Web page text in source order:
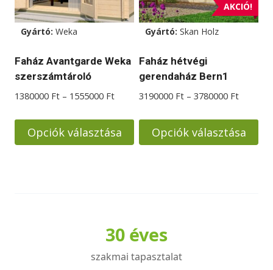
Gyártó: Weka
Faház Avantgarde Weka
szerszámtároló
1380000 Ft – 1555000 FtÁrtartomány:
-
1555000 Ft
Opciók választása
AKCIÓ!
Gyártó: Skan Holz
Faház hétvégi
gerendaház Bern1
3190000 Ft – 3780000 Ft
-
Opciók választása
van.
A
30 éves
szakmai tapasztalat